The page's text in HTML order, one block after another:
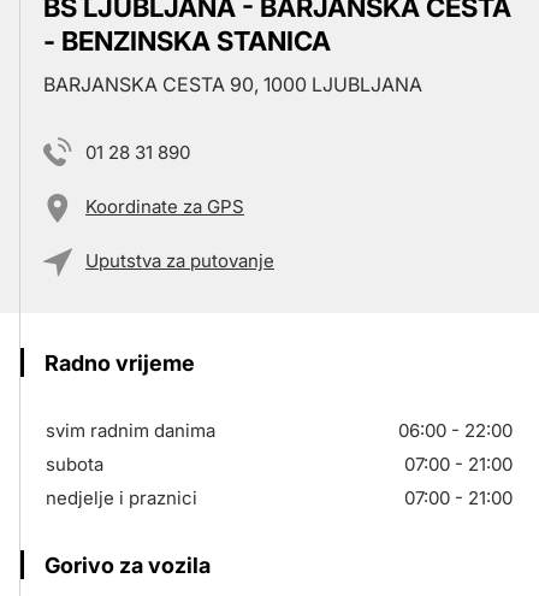
BS LJUBLJANA - BARJANSKA CESTA
- BENZINSKA STANICA
BARJANSKA CESTA 90, 1000 LJUBLJANA
01 28 31 890
Koordinate za GPS
Uputstva za putovanje
Radno vrijeme
svim radnim danima
06:00 - 22:00
subota
07:00 - 21:00
nedjelje i praznici
07:00 - 21:00
Gorivo za vozila